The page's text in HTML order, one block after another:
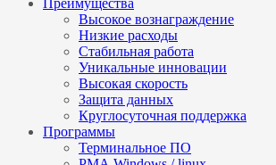
Преимущества
Высокое вознаграждение
Низкие расходы
Стабильная работа
Уникальные инновации
Высокая скорость
Защита данных
Круглосуточная поддержка
Программы
Терминальное ПО